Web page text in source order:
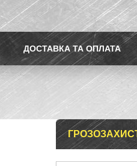
ДОСТАВКА ТА ОПЛАТА